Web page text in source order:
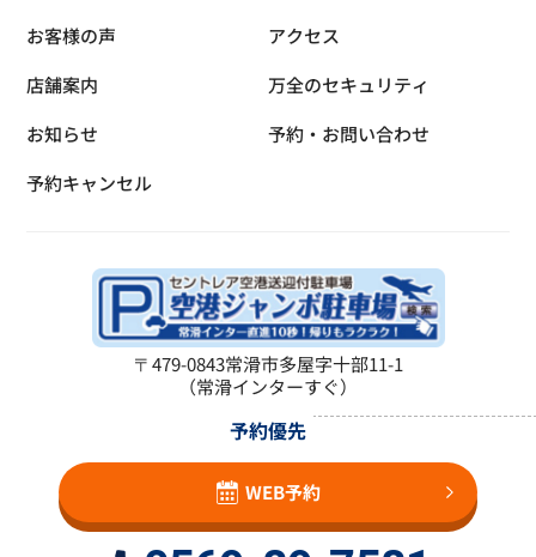
お客様の声
アクセス
店舗案内
万全のセキュリティ
お知らせ
予約・お問い合わせ
予約キャンセル
〒479-0843常滑市多屋字十部11-1
（常滑インターすぐ）
予約優先
WEB予約